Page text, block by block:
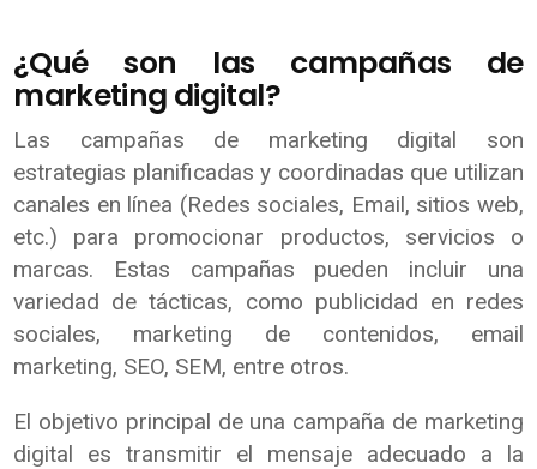
¿Qué son las campañas de
marketing digital?
Las campañas de marketing digital son
estrategias planificadas y coordinadas que utilizan
canales en línea (Redes sociales, Email, sitios web,
etc.) para promocionar productos, servicios o
marcas. Estas campañas pueden incluir una
variedad de tácticas, como publicidad en redes
sociales, marketing de contenidos, email
marketing, SEO, SEM, entre otros.
El objetivo principal de una campaña de marketing
digital es transmitir el mensaje adecuado a la